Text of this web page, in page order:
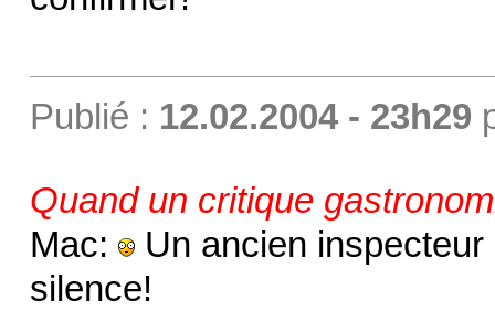
Publié : 12.02.2004 - 23h29
Quand un critique
Mac:
Un ancien
silence!